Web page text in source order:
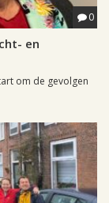
0
en
om de gevolgen